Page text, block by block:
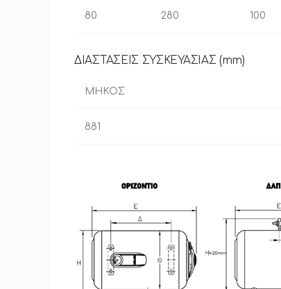
80 280 100
ΔΙΑΣΤΑΣΕΙΣ ΣΥΣΚΕΥΑΣΙΑΣ (mm)
ΜΗΚΟΣ
881